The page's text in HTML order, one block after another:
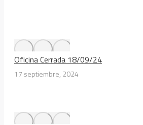
Oficina Cerrada 18/09/24
17 septiembre, 2024